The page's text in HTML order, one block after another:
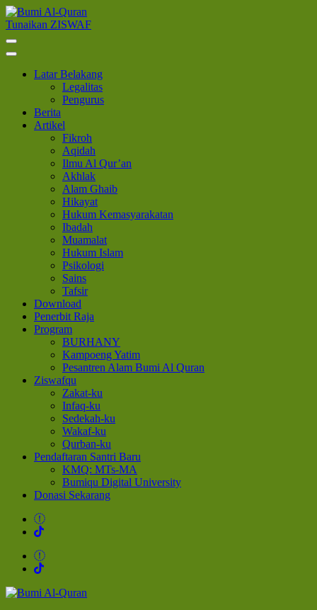
Lompat
ke
konten
(Tekan
Tunaikan ZISWAF
Latar Belakang
Legalitas
Pengurus
Berita
Artikel
Fikroh
Aqidah
Ilmu Al Qur’an
Akhlak
Alam Ghaib
Hikayat
Hukum Kemasyarakatan
Ibadah
Muamalat
Hukum Islam
Psikologi
Sains
Tafsir
Download
Penerbit Raja
Program
BURHANY
Kampoeng Yatim
Pesantren Alam Bumi Al Quran
Ziswafqu
Zakat-ku
Infaq-ku
Sedekah-ku
Wakaf-ku
Qurban-ku
Pendaftaran Santri Baru
KMQ: MTs-MA
Bumiqu Digital University
Donasi Sekarang